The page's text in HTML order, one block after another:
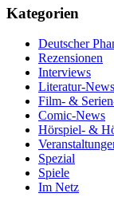
Kategorien
Deutscher
Rezensionen
Interviews
Literatur-News
Film- &
Comic-News
Hörspiel- &
Spezial
Spiele
Im Netz